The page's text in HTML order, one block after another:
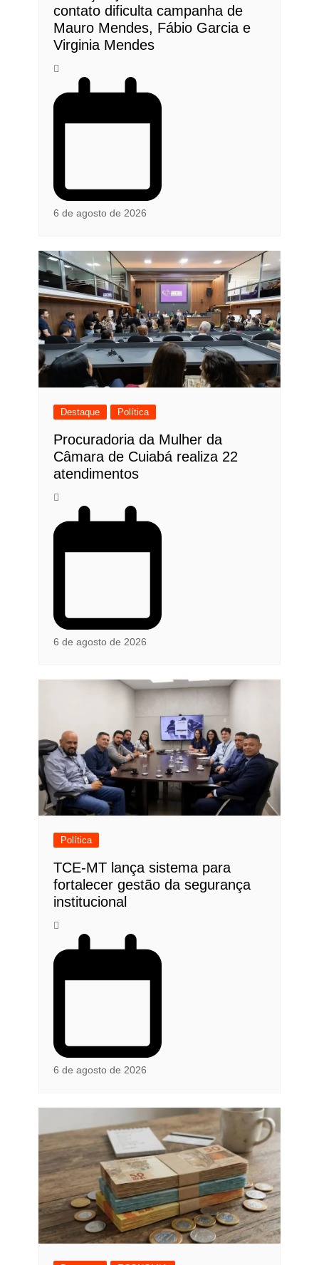
contato dificulta campanha de
Mauro Mendes, Fábio Garcia e
Virginia Mendes
6 de agosto de 2026
Destaque Política
Procuradoria da Mulher da
Câmara de Cuiabá realiza 22
atendimentos
6 de agosto de 2026
Política
TCE-MT lança sistema para
fortalecer gestão da segurança
institucional
6 de agosto de 2026